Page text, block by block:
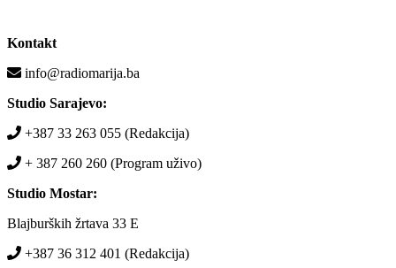
Kontakt
info@radiomarija.ba
Studio Sarajevo:
+387 33 263 055 (Redakcija)
+ 387 260 260 (Program uživo)
Studio Mostar:
Blajburških žrtava 33 E
+387 36 312 401 (Redakcija)